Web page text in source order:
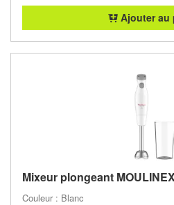
Ajouter au
Mixeur plongeant
Couleur : Blanc